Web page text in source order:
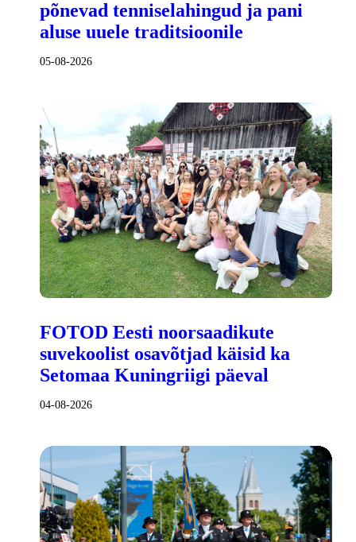
põnevad tenniselahingud ja pani
aluse uuele traditsioonile
05-08-2026
FOTOD Eesti noorsaadikute
suvekoolist osavõtjad käisid ka
Setomaa Kuningriigi päeval
04-08-2026